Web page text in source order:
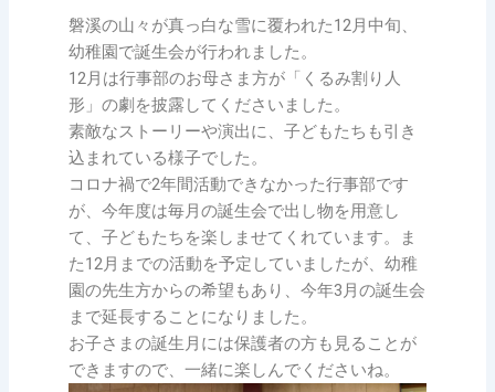
磐溪の山々が真っ白な雪に覆われた12月中旬、
幼稚園で誕生会が行われました。
12月は行事部のお母さま方が「くるみ割り人
形」の劇を披露してくださいました。
素敵なストーリーや演出に、子どもたちも引き
込まれている様子でした。
コロナ禍で2年間活動できなかった行事部です
が、今年度は毎月の誕生会で出し物を用意し
て、子どもたちを楽しませてくれています。ま
た12月までの活動を予定していましたが、幼稚
園の先生方からの希望もあり、今年3月の誕生会
まで延長することになりました。
お子さまの誕生月には保護者の方も見ることが
できますので、一緒に楽しんでくださいね。